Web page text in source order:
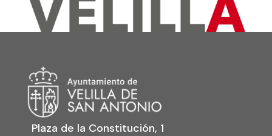
Plaza de la Constitución, 1